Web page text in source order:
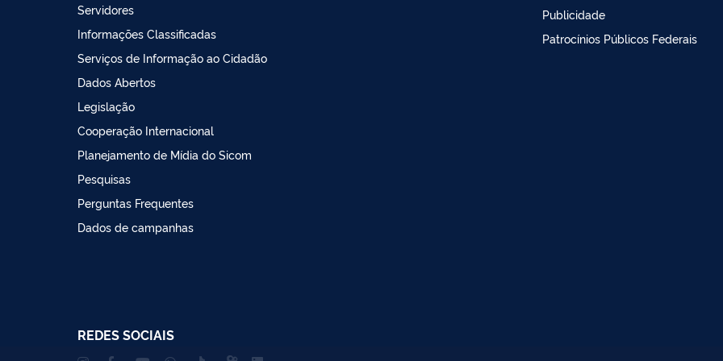
Servidores
Informações Classificadas
Serviços de Informação ao Cidadão
Dados Abertos
Legislação
Cooperação Internacional
Planejamento de Mídia do Sicom
Pesquisas
Perguntas Frequentes
Dados de campanhas
Publicidade
Patrocínios Públicos Federais
REDES SOCIAIS